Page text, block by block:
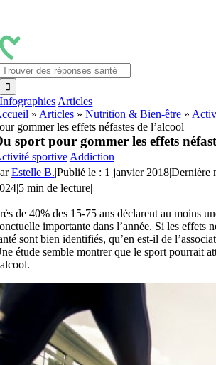
contenu
Infographies Articles
» Articles» Nutrition & Bien-être»
gommer les effets néfastes de l’alcool
sport pour gommer les effets
sportive Addiction
Estelle B.|Publié le : 1 janvier 2018|Dernière
|5 min de lecture|
de 40% des 15-75 ans déclarent au moins
importante dans l’année. Si les effets
sont bien identifiés, qu’en est-il de
étude semble montrer que le sport pourrait